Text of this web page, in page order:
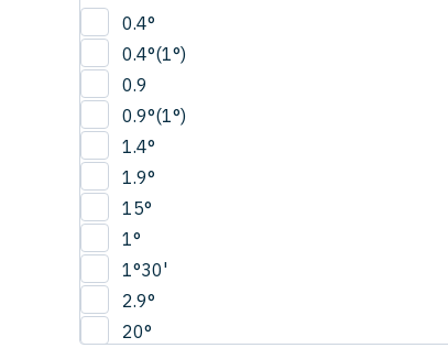
0.4°
0.4°(1°)
0.9
0.9°(1°)
1.4°
1.9°
15°
1°
1°30'
2.9°
20°